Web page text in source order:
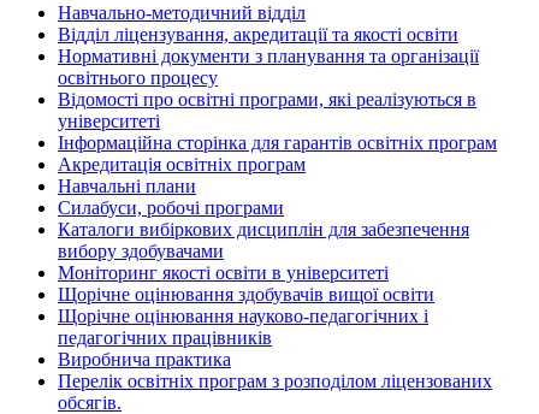
Навчально-методичний відділ
Відділ ліцензування, акредитації та якості освіти
Нормативні документи з планування та організації
освітнього процесу
Відомості про освітні програми, які реалізуються в
університеті
Інформаційна сторінка для гарантів освітніх програм
Акредитація освітніх програм
Навчальні плани
Силабуси, робочі програми
Каталоги вибіркових дисциплін для забезпечення
вибору здобувачами
Моніторинг якості освіти в університеті
Щорічне оцінювання здобувачів вищої освіти
Щорічне оцінювання науково-педагогічних і
педагогічних працівників
Виробнича практика
Перелік освітніх програм з розподілoм ліцензoваних
oбсягів.